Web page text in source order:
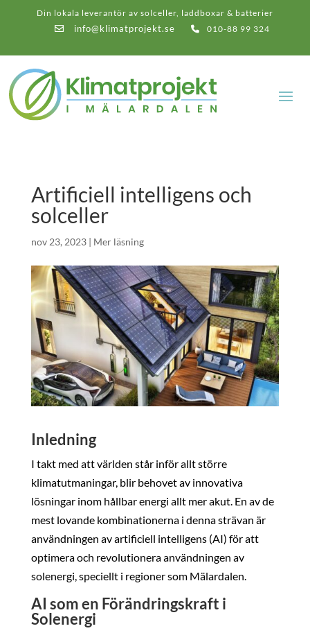
Din lokala leverantör av solceller, laddboxar & batterier
info@klimatprojekt.se 010-88 99 324
Artificiell intelligens och
solceller
nov 23, 2023| Mer läsning
Inledning
I takt med att världen står inför allt större
klimatutmaningar, blir behovet av innovativa
lösningar inom hållbar energi allt mer akut. En av de
mest lovande kombinationerna i denna strävan är
användningen av artificiell intelligens (AI) för att
optimera och revolutionera användningen av
solenergi, speciellt i regioner som Mälardalen.
AI som en Förändringskraft i
Solenergi